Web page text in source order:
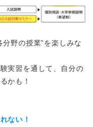
野の授業”を楽しみな
実習を通して、自分の
かも！
ない！